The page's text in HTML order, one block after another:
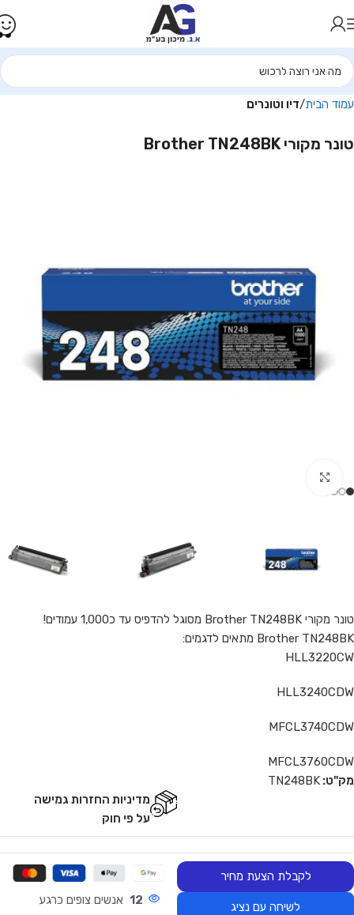
עמוד הבית דיו וטונרים
טונר מקורי Brother TN248BK
טונר מקורי Brother TN248BK מסוגל להדפיס עד כ1,000 עמודים!
Brother TN248BK מתאים לדגמים:
HLL3220CW
HLL3240CDW
MFCL3740CDW
MFCL3760CDW
מק"ט: TN248BK
מדיניות החזרות גמישה
על פי חוק
לקבלת הצעת מחיר
לשיחה עם נציג 12 אנשים צופים כרגע